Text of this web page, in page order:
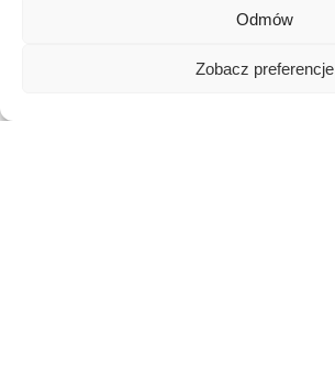
Odmów
Zobacz preferencje